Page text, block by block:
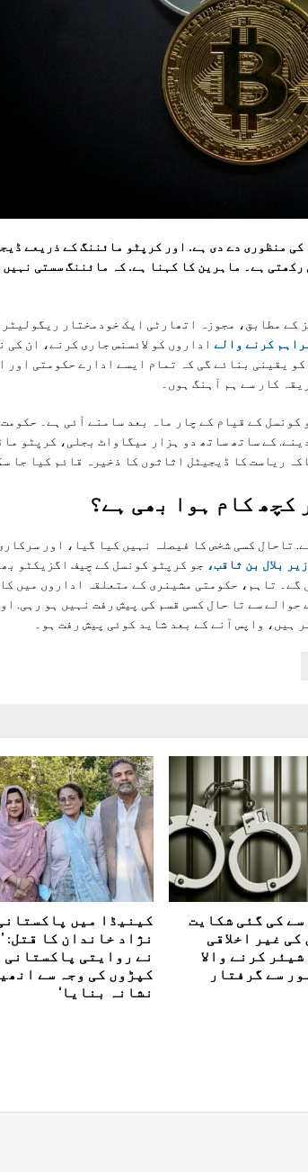
منظوری دے دی ہے. اور کرپٹو مائننگ کے ذریعے
ہے۔ ماہرین کا کہنا ہے. کہ مائننگ سستی
کے مطابق، مجوزہ اتھارٹی ایک خودمختار ریگولیٹر
کرنے والے اداروں کو لائسنس جاری کرنے، ان کی
یقینی بنائے گی کہ تمام ایسے ادارے حکومتی اور
کار سے ہم آہنگ ہوں۔
کے قیام کے چار ماہ بعد سامنے آئی ہے۔
کے ساتھ ساتھ دو ہزار میگاواٹ بجلی، کرپٹو
ریاست کا ڈیجیٹل اثاثوں کا ذخیرہ قائم کیا جا
کچھ کام ہوا بھی ہے؟
تاحال کسی شخص کا فیصلہ نہیں کیا گیا، اور
بلال بن ثاقب، جو کرپٹو کونسل کے چیف اگزیکٹو
گے۔ تاہم، حکومتی مشینری کے متعلقہ اداروں میں
سے تا حال کسی قسم کی پیش رفت نہیں ہو رہی.
ہیں، واپس آنے کے بعد شاید کوئی پیش رفت ہو۔
سے کی گئی شکایت
کی غیر اخلاقی
کرنے والا
سے گرفتار
کینیڈا میں
نژاد خاندان کا قتل:
نے روایتی پاکستانی
کپڑوں کی وجہ سے
نشانہ بنایا‘